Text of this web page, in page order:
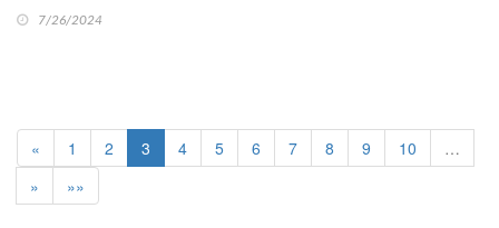
7/26/2024
« 1 2 3 4 5 6 7 8 9 10
…
»
»»